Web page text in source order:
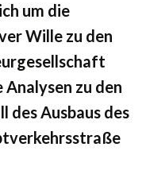
um die
Wille zu den
zu den
des Ausbaus des